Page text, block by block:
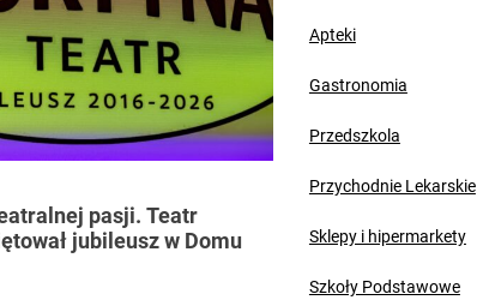
pasji. Teatr
jubileusz w Domu
Apteki
Gastronomia
Przedszkola
Przychodnie Lekarskie
Sklepy i hipermarkety
Szkoły Podstawowe